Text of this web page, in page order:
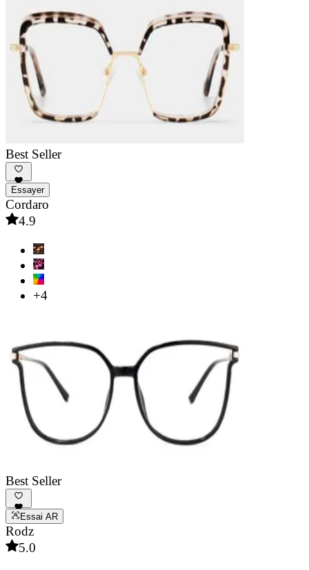
Best Seller
Essayer
Cordaro
4.9
+4
Best Seller
Essai AR
Rodz
5.0